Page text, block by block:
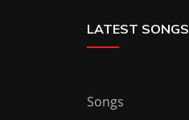
LATEST SONGS
Songs